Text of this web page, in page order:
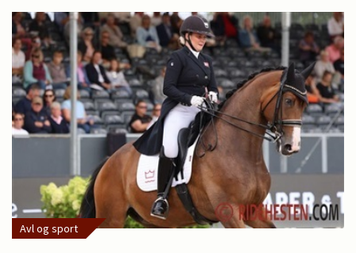
Avl og sport